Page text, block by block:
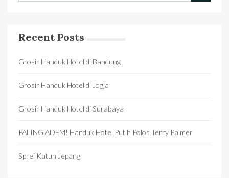
Recent Posts
Grosir Handuk Hotel di Bandung
Grosir Handuk Hotel di Jogja
Grosir Handuk Hotel di Surabaya
PALING ADEM! Handuk Hotel Putih Polos Terry Palmer
Sprei Katun Jepang